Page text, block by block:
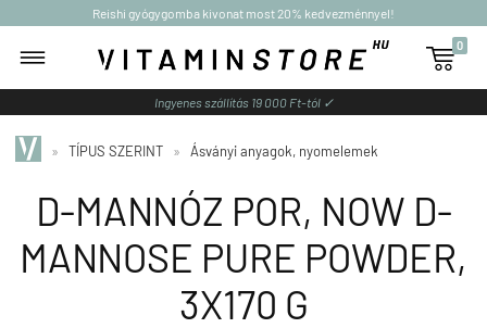
Reishi gyógygomba kivonat most 20% kedvezménnyel!

0
Ingyenes szállítás 19 000 Ft-tól ✓
» TÍPUS SZERINT » Ásványi anyagok, nyomelemek
D-MANNÓZ POR, NOW D-
MANNOSE PURE POWDER,
3X170 G